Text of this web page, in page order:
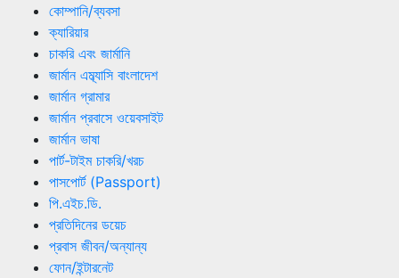
কোম্পানি/ব্যবসা
ক্যারিয়ার
চাকরি এবং জার্মানি
জার্মান এম্ব্যাসি বাংলাদেশ
জার্মান গ্রামার
জার্মান প্রবাসে ওয়েবসাইট
জার্মান ভাষা
পার্ট-টাইম চাকরি/খরচ
পাসপোর্ট (Passport)
পি.এইচ.ডি.
প্রতিদিনের ডয়েচ
প্রবাস জীবন/অন্যান্য
ফোন/ইন্টারনেট